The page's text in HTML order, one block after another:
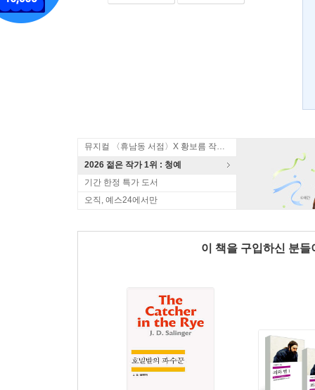
뮤지컬 〈휴남동 서점〉X 황보름 작가 북토크
2026 젊은 작가 1위 : 청예
기간 한정 특가 도서
오직, 예스24에서만
이 책을 구입하신 분